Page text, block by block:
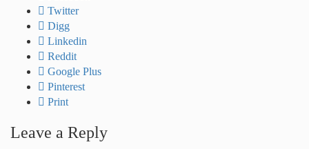
Twitter
Digg
Linkedin
Reddit
Google Plus
Pinterest
Print
Leave a Reply